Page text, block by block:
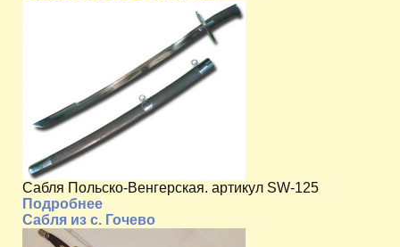
Сабля Польско-Венгерская. артикул SW-125
Подробнее
Сабля из с. Гочево